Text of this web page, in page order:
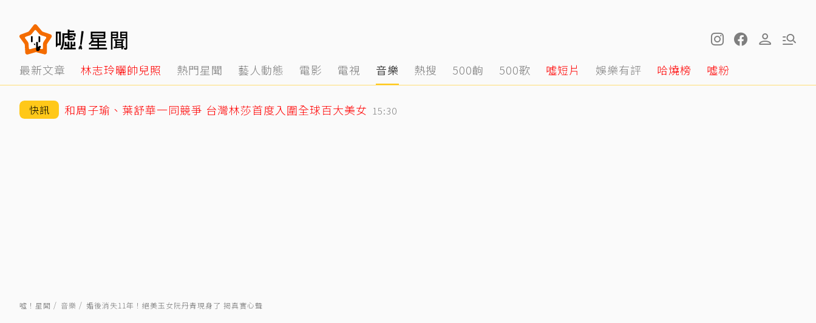
最新文章 林志玲曬帥兒照 熱門星聞 藝人動態 電影 電視 音樂 熱搜 500齣 500歌 噓短片 娛樂有評 哈燒榜 噓粉
快訊 和周子瑜、葉舒華一同競爭 台灣林莎首度入圍全球百大美女 15:30
噓！星聞 音樂 婚後消失11年！絕美玉女阮丹青現身了 揭真實心聲